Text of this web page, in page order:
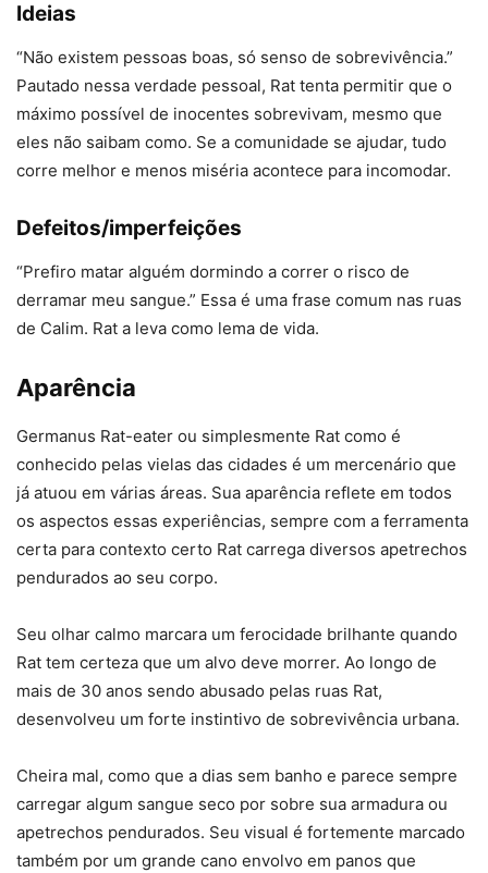
Ideias
“Não existem pessoas boas, só senso de sobrevivência.”
Pautado nessa verdade pessoal, Rat tenta permitir que o
máximo possível de inocentes sobrevivam, mesmo que
eles não saibam como. Se a comunidade se ajudar, tudo
corre melhor e menos miséria acontece para incomodar.
Defeitos/imperfeições
“Prefiro matar alguém dormindo a correr o risco de
derramar meu sangue.” Essa é uma frase comum nas ruas
de Calim. Rat a leva como lema de vida.
Aparência
Germanus Rat-eater ou simplesmente Rat como é
conhecido pelas vielas das cidades é um mercenário que
já atuou em várias áreas. Sua aparência reflete em todos
os aspectos essas experiências, sempre com a ferramenta
certa para contexto certo Rat carrega diversos apetrechos
pendurados ao seu corpo.
Seu olhar calmo marcara um ferocidade brilhante quando
Rat tem certeza que um alvo deve morrer. Ao longo de
mais de 30 anos sendo abusado pelas ruas Rat,
desenvolveu um forte instintivo de sobrevivência urbana.
Cheira mal, como que a dias sem banho e parece sempre
carregar algum sangue seco por sobre sua armadura ou
apetrechos pendurados. Seu visual é fortemente marcado
também por um grande cano envolvo em panos que